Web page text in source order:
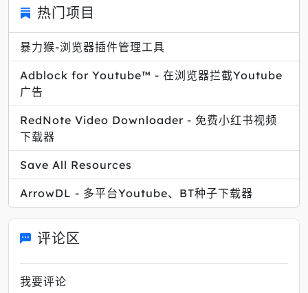
热门项目
暴力猴-浏览器插件管理工具
Adblock for Youtube™ - 在浏览器拦截Youtube
广告
RedNote Video Downloader - 免费小红书视频
下载器
Save All Resources
ArrowDL - 多平台Youtube、BT种子下载器
评论区
我要评论